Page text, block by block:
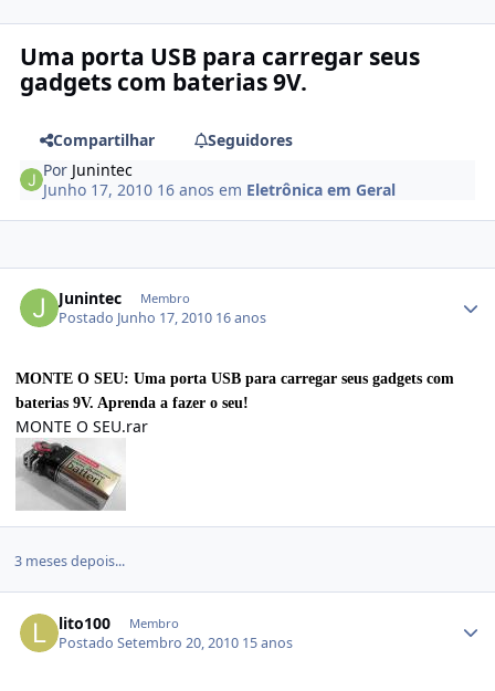
Uma porta USB para carregar seus
gadgets com baterias 9V.
Compartilhar
Seguidores
Por Junintec
Junho 17, 2010 16 anos em Eletrônica em Geral
Junintec Membro
Postado Junho 17, 2010 16 anos
MONTE O SEU: Uma porta USB para carregar seus gadgets com
baterias 9V. Aprenda a fazer o seu!
MONTE O SEU.rar
3 meses depois...
lito100 Membro
PostadoSetembro 20, 2010 15 anos